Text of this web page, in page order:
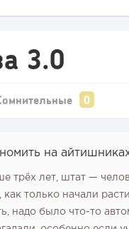
3.0
на
трёх лет, штат —
только начали
надо было что-то